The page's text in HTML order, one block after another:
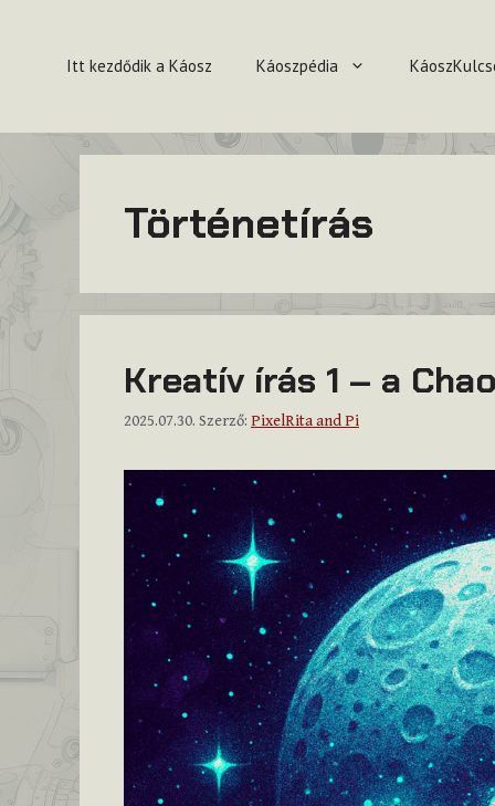
tartalombaItt kezdődik a Káosz Káoszpédia
Történetírás
Kreatív írás 1 – a
2025.07.30. Szerző: PixelRita and Pi